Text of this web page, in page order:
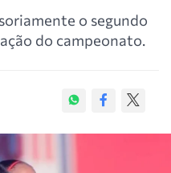
o segundo
do campeonato.